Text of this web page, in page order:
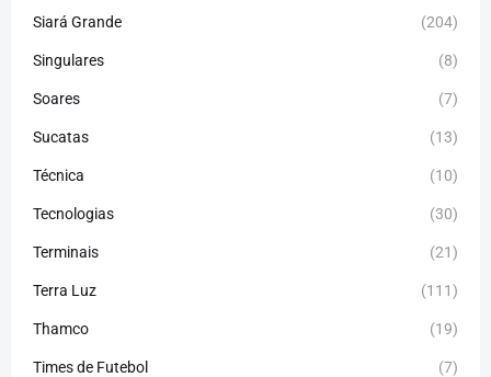
Siará Grande (204)
Singulares (8)
Soares (7)
Sucatas (13)
Técnica (10)
Tecnologias (30)
Terminais (21)
Terra Luz (111)
Thamco (19)
Times de Futebol (7)